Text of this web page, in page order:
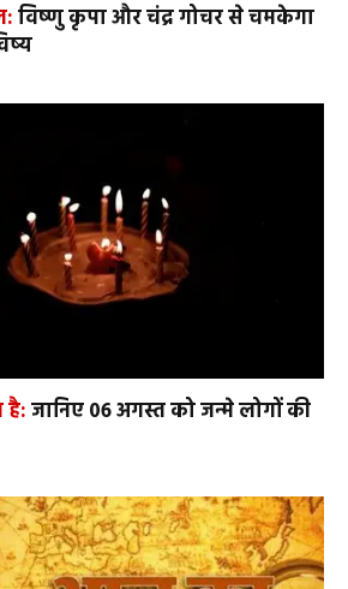
विष्णु कृपा और चंद्र गोचर से चमकेगा
है:जानिए 06 अगस्त को जन्मे लोगों की